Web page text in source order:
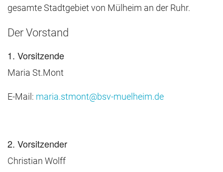
gesamte Stadtgebiet von Mülheim an der Ruhr.
Der Vorstand
1. Vorsitzende
Maria St.Mont
E-Mail: maria.stmont@bsv-muelheim.de
2. Vorsitzender
Christian Wolff